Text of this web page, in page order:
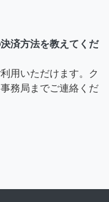
済方法を教えてくだ
用いただけます。ク
務局までご連絡くだ